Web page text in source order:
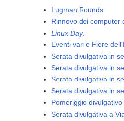
Lugman Rounds
Rinnovo dei computer
Linux Day.
Eventi vari e Fiere
Serata divulgativa in
Serata divulgativa in
Serata divulgativa in
Serata divulgativa in
Pomeriggio
Serata divulgativa a